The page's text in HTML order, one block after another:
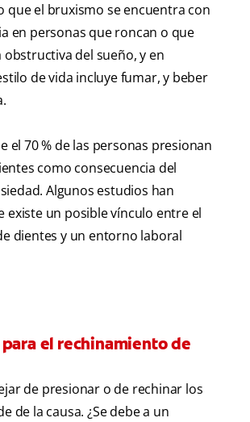
que el bruxismo se encuentra con
en personas que roncan o que
del sueño, y en
de vida incluye fumar, y beber
el 70 % de las personas presionan
como consecuencia del
Algunos estudios han
existe un posible vínculo entre el
dientes y un entorno laboral
el rechinamiento de
de presionar o de rechinar los
de la causa. ¿Se debe a un